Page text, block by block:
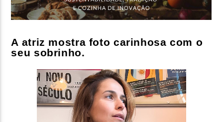
ON FM
A atriz mostra foto carinhosa com o
seu sobrinho.